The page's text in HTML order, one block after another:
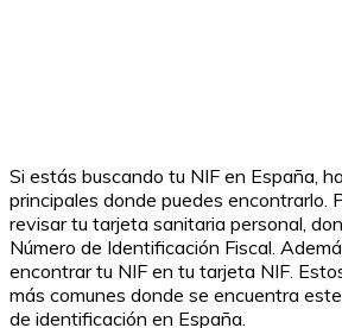
Si estás buscando tu NIF en España,
principales donde puedes encontrarlo.
revisar tu tarjeta sanitaria personal,
Número de Identificación Fiscal.
encontrar tu NIF en tu tarjeta NIF.
más comunes donde se encuentra
de identificación en España.